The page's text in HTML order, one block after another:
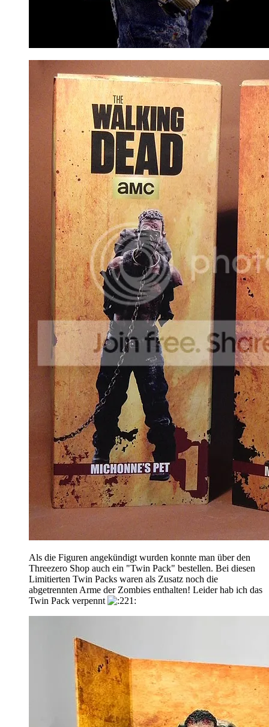
Als die Figuren angekündigt wurden konnte man über den
Threezero Shop auch ein "Twin Pack" bestellen. Bei diesen
Limitierten Twin Packs waren als Zusatz noch die
abgetrennten Arme der Zombies enthalten! Leider hab ich das
Twin Pack verpennt